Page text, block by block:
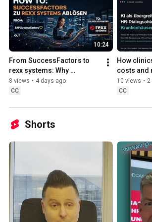
10:24
From SuccessFactors to
rexx systems: Why
switching your HR system is
primarily change
8 views • 4 days ago
CC
How
costs and
10 views • 2
CC
Shorts